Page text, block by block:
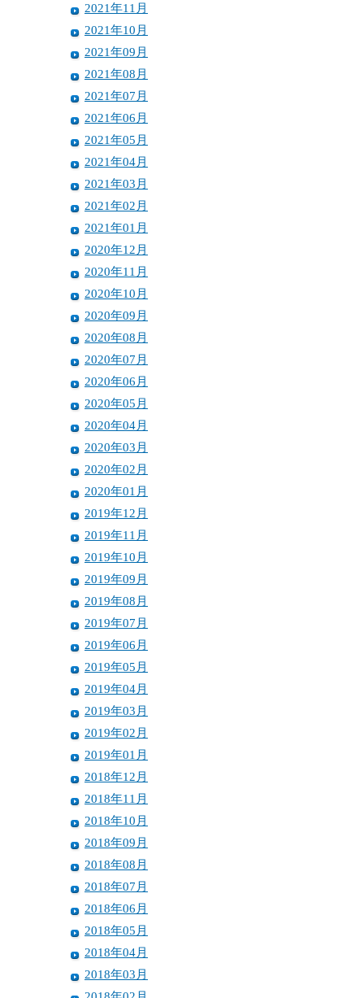
2021年11月
2021年10月
2021年09月
2021年08月
2021年07月
2021年06月
2021年05月
2021年04月
2021年03月
2021年02月
2021年01月
2020年12月
2020年11月
2020年10月
2020年09月
2020年08月
2020年07月
2020年06月
2020年05月
2020年04月
2020年03月
2020年02月
2020年01月
2019年12月
2019年11月
2019年10月
2019年09月
2019年08月
2019年07月
2019年06月
2019年05月
2019年04月
2019年03月
2019年02月
2019年01月
2018年12月
2018年11月
2018年10月
2018年09月
2018年08月
2018年07月
2018年06月
2018年05月
2018年04月
2018年03月